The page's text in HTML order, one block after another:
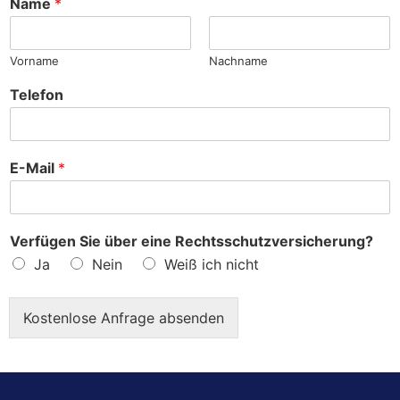
e
Name *
Vorname Nachname
Telefon
E-Mail *
Verfügen Sie über eine Rechtsschutzversicherung?
Ja
Nein Weiß ich nicht
Kostenlose Anfrage absenden